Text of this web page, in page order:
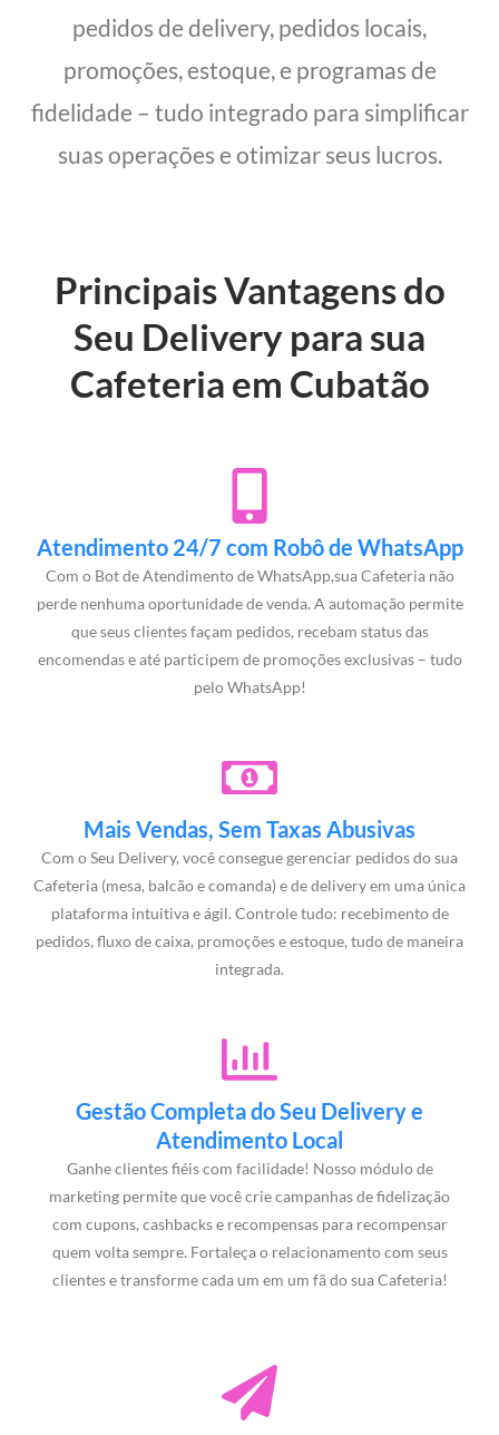
pedidos de delivery, pedidos locais,
promoções, estoque, e programas de
fidelidade – tudo integrado para simplificar
suas operações e otimizar seus lucros.
Principais Vantagens do
Seu Delivery para sua
Cafeteria em Cubatão
Atendimento 24/7 com Robô de WhatsApp
Com o Bot de Atendimento de WhatsApp,sua Cafeteria não
perde nenhuma oportunidade de venda. A automação permite
que seus clientes façam pedidos, recebam status das
encomendas e até participem de promoções exclusivas – tudo
pelo WhatsApp!
Mais Vendas, Sem Taxas Abusivas
Com o Seu Delivery, você consegue gerenciar pedidos do sua
Cafeteria (mesa, balcão e comanda) e de delivery em uma única
plataforma intuitiva e ágil. Controle tudo: recebimento de
pedidos, fluxo de caixa, promoções e estoque, tudo de maneira
integrada.
Gestão Completa do Seu Delivery e
Atendimento Local
Ganhe clientes fiéis com facilidade! Nosso módulo de
marketing permite que você crie campanhas de fidelização
com cupons, cashbacks e recompensas para recompensar
quem volta sempre. Fortaleça o relacionamento com seus
clientes e transforme cada um em um fã do sua Cafeteria!